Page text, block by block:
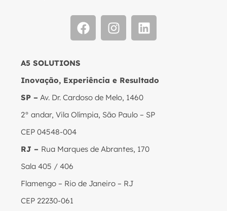
A5 SOLUTIONS
Inovação, Experiência e Resultado
SP – Av. Dr. Cardoso de Melo, 1460
2° andar, Vila Olímpia, São Paulo – SP
CEP 04548-004
RJ – Rua Marques de Abrantes, 170
Sala 405 / 406
Flamengo – Rio de Janeiro – RJ
CEP 22230-061